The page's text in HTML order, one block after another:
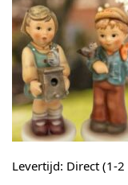
Levertijd: Direct (1-2